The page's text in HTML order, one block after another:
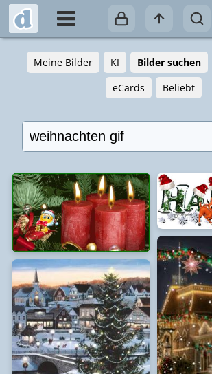
Meine Bilder KI Bilder suchen
eCards
Beliebt